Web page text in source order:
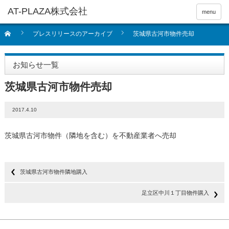
menu
プレスリリースのアーカイブ 茨城県古河市物件売却
お知らせ一覧
茨城県古河市物件売却
2017.4.10
茨城県古河市物件（隣地を含む）を不動産業者へ売却
茨城県古河市物件隣地購入
足立区中川１丁目物件購入